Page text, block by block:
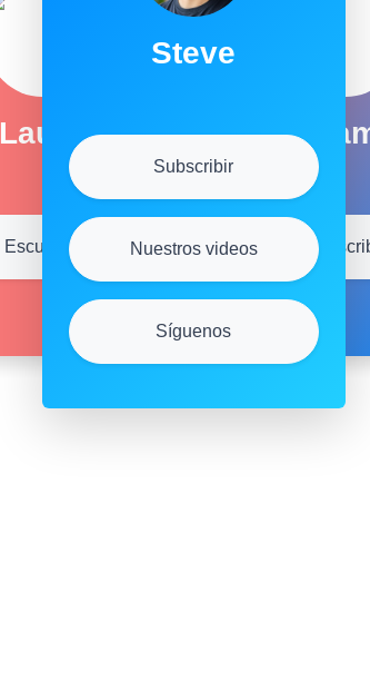
Laura
Escuchar
Steve
Subscribir
Nuestros videos
Síguenos